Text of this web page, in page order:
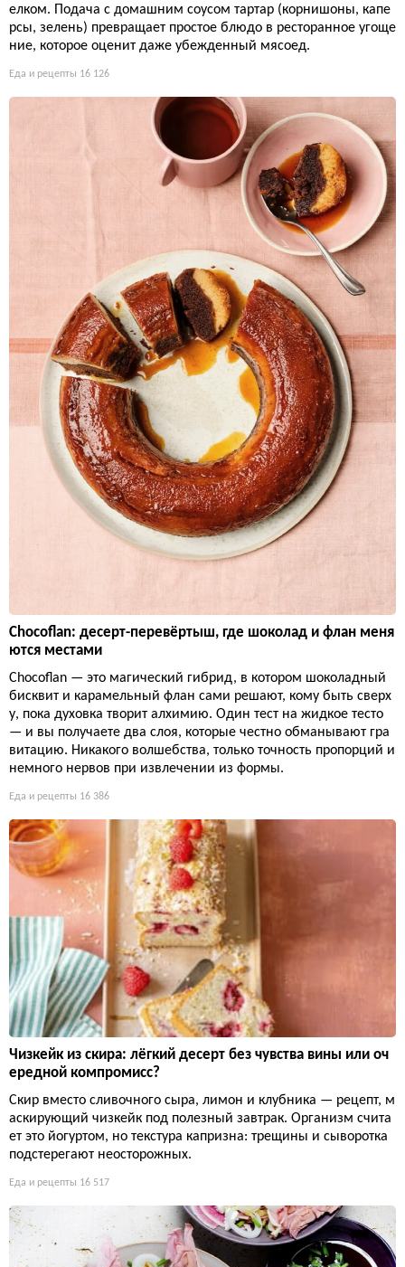
елком. Подача с домашним соусом тартар (корнишоны, капе
рсы, зелень) превращает простое блюдо в ресторанное угоще
ние, которое оценит даже убежденный мясоед.
Еда и рецепты 16 126
Chocoflan: десерт-перевёртыш, где шоколад и флан меня
ются местами
Chocoflan — это магический гибрид, в котором шоколадный
бисквит и карамельный флан сами решают, кому быть сверх
у, пока духовка творит алхимию. Один тест на жидкое тесто
— и вы получаете два слоя, которые честно обманывают гра
витацию. Никакого волшебства, только точность пропорций и
немного нервов при извлечении из формы.
Еда и рецепты 16 386
Чизкейк из скира: лёгкий десерт без чувства вины или оч
ередной компромисс?
Скир вместо сливочного сыра, лимон и клубника — рецепт, м
аскирующий чизкейк под полезный завтрак. Организм счита
ет это йогуртом, но текстура капризна: трещины и сыворотка
подстерегают неосторожных.
Еда и рецепты 16 517